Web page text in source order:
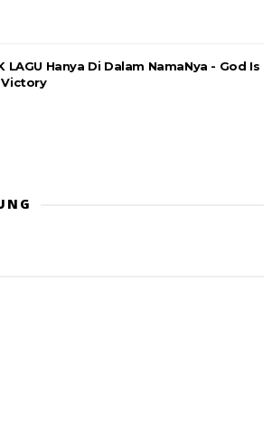
LAGU Hanya Di Dalam NamaNya - God Is
Victory